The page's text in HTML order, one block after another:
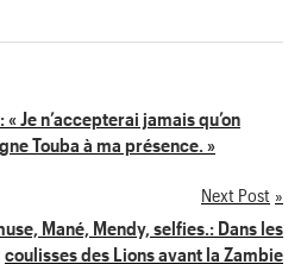
Je n’accepterai jamais qu’on
Touba à ma présence. »
Next Post
Mané, Mendy, selfies.: Dans les
coulisses des Lions avant la Zambie